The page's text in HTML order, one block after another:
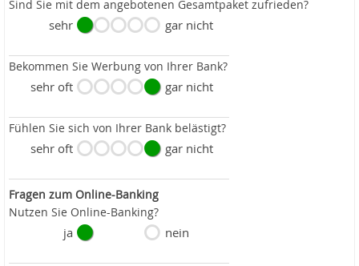
Sind Sie mit dem angebotenen Gesamtpaket zufrieden?
sehr gar nicht
Bekommen Sie Werbung von Ihrer Bank?
sehr oft gar nicht
Fühlen Sie sich von Ihrer Bank belästigt?
sehr oft gar nicht
Fragen zum Online-Banking
Nutzen Sie Online-Banking?
ja nein